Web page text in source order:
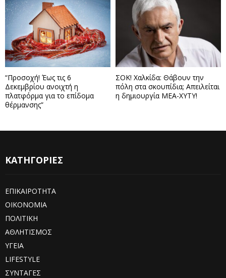
“Προσοχή! Έως τις 6
Δεκεμβρίου ανοιχτή η
πλατφόρμα για το επίδομα
θέρμανσης”
ΣΟΚ! Χαλκίδα: Θάβουν την
πόλη στα σκουπίδια; Απειλείται
η δημιουργία ΜΕΑ-ΧΥΤΥ!
ΚΑΤΗΓΟΡΙΕΣ
ΕΠΙΚΑΙΡΟΤΗΤΑ
ΟΙΚΟΝΟΜΙΑ
ΠΟΛΙΤΙΚΗ
ΑΘΛΗΤΙΣΜΟΣ
ΥΓΕΙΑ
LIFESTYLE
ΣΥΝΤΑΓΕΣ